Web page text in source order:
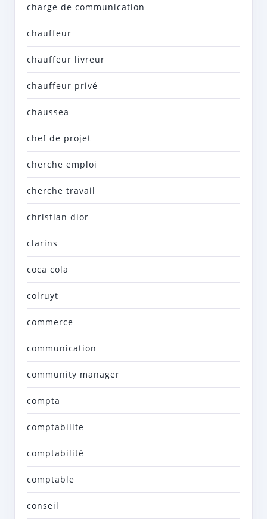
charge de communication
chauffeur
chauffeur livreur
chauffeur privé
chaussea
chef de projet
cherche emploi
cherche travail
christian dior
clarins
coca cola
colruyt
commerce
communication
community manager
compta
comptabilite
comptabilité
comptable
conseil